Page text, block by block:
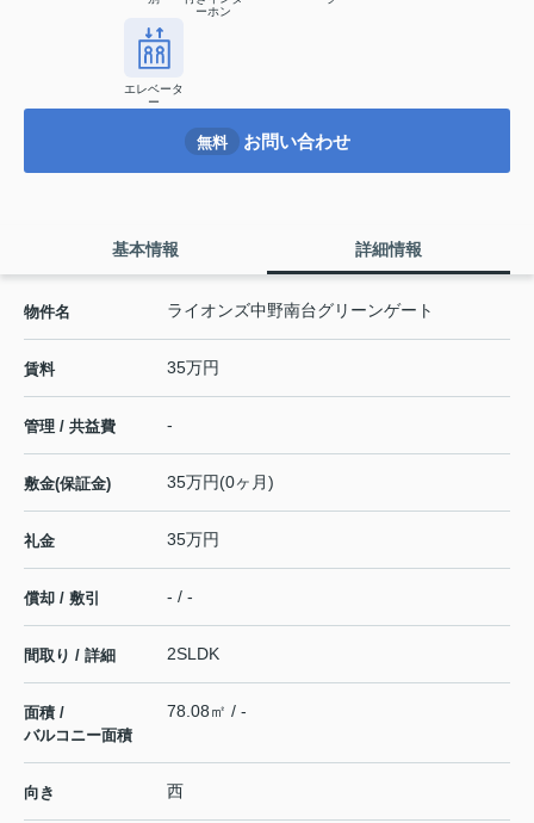
ーホン
エレベータ
ー
無料 お問い合わせ
基本情報 詳細情報
物件名 ライオンズ中野南台グリーンゲート
賃料 35万円
管理 / 共益費 -
敷金(保証金) 35万円(0ヶ月)
礼金 35万円
償却 / 敷引 - / -
間取り / 詳細 2SLDK
面積 /
バルコニー面積
78.08㎡ / -
向き 西